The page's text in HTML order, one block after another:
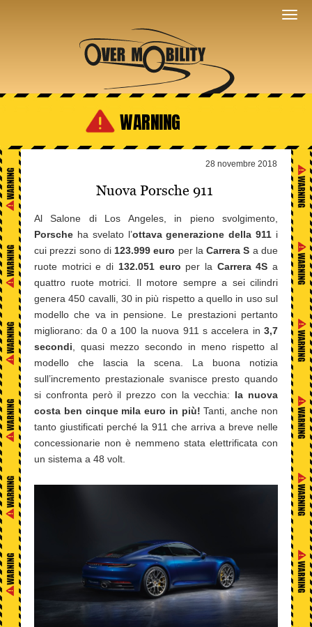
WARNING
28 novembre 2018
Nuova Porsche 911
Al Salone di Los Angeles, in pieno svolgimento,
Porsche ha svelato l’ottava generazione della 911 i
cui prezzi sono di 123.999 euro per laCarrera S a due
ruote motrici e di 132.051 euro per la Carrera 4S a
quattro ruote motrici. Il motore sempre a sei cilindri
genera 450 cavalli, 30 in più rispetto a quello in uso sul
modello che va in pensione. Le prestazioni pertanto
migliorano: da 0 a 100 la nuova 911 s accelera in 3,7
secondi , quasi mezzo secondo in meno rispetto al
modello che lascia la scena. La buona notizia
sull’incremento prestazionale svanisce presto quando
si confronta però il prezzo con la vecchia: la nuova
costa ben cinque mila euro in più! Tanti, anche non
tanto giustificati perché la 911 che arriva a breve nelle
concessionarie non è nemmeno stata elettrificata con
un sistema a 48 volt.